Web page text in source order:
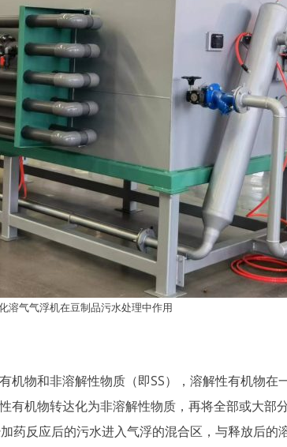
溶气气浮机在豆制品污水处理中作用
物和非溶解性物质（即SS），溶解性有机物在
机物转达化为非溶解性物质，再将全部或大部
药反应后的污水进入气浮的混合区，与释放后的